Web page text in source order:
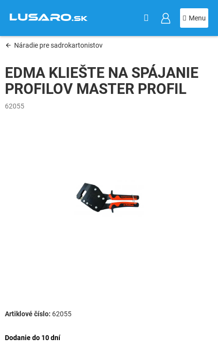
obsah
Náradie pre sadrokartonistov
EDMA KLIEŠTE NA SPÁJANIE
PROFILOV MASTER PROFIL
62055
Dodanie do 10 dní
62055